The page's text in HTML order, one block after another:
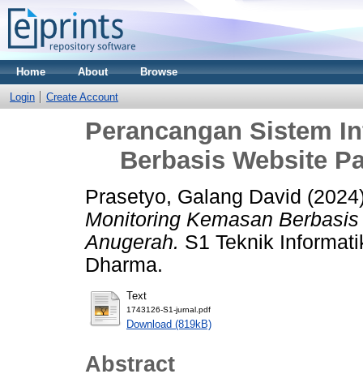
Home About Browse
Login Create Account
Perancangan Sistem
Berbasis Website
Prasetyo, Galang David
Monitoring Kemasan
Anugerah. S1 Teknik
Dharma.
Text
1743126-S1-jurnal.pdf
Download (819kB)
Abstract